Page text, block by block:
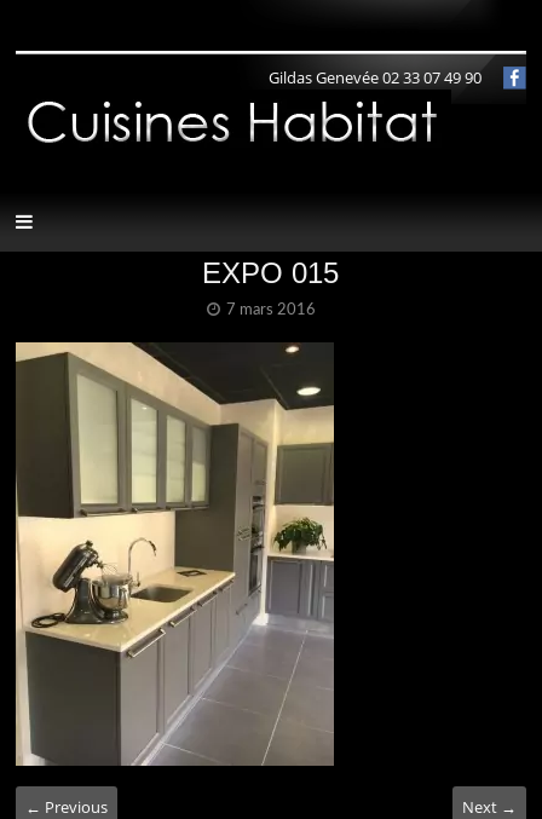
Gildas Genevée 02 33 07 49 90
EXPO 015
7 mars 2016
← Previous Next →